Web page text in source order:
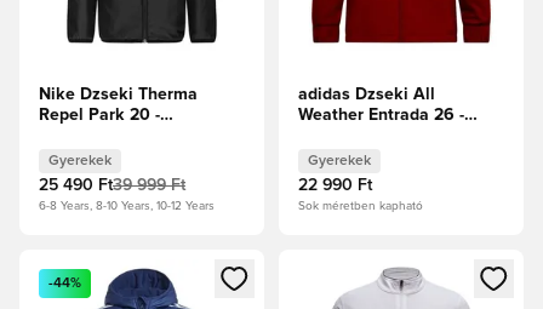
Nike Dzseki Therma
Repel Park 20 -
Gyerekek
25 490 Ft39 999 Ft
6-8 Years, 8-10 Years, 10-12 Years
adidas Dzseki All
Weather Entrada 26 -
Gyerek
Gyerekek
22 990 Ft
Sok méretben kapható
Megnyit egy modált a bejelentkezéshez vagy a tagként
-44%
Megnyit egy modált a